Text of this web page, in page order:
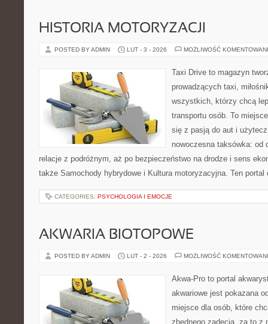
HISTORIA MOTORYZACJI
POSTED BY ADMIN LUT - 3 - 2026 MOŻLIWOŚĆ
Taxi Drive to magazyn
prowadzących taxi,
wszystkich, którzy chcą
transportu osób. To
się z pasją do aut i
nowoczesna taksówka: od
relacje z podróżnym, aż po bezpieczeństwo na drodze i sens
także Samochody hybrydowe i Kultura motoryzacyjna. Ten
CATEGORIES: PSYCHOLOGIA I EMOCJE
AKWARIA BIOTOPOWE
POSTED BY ADMIN LUT - 2 - 2026 MOŻLIWOŚĆ
Akwa-Pro to portal
akwariowe jest pokazana
miejsce dla osób, które
zbędnego zadęcia, za to z